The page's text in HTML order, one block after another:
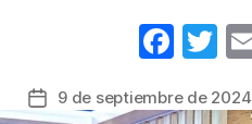
F
c
T
itt
Fecha9 de septiembre de 2024